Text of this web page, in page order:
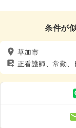
条件が
草加市
正看護師、常勤